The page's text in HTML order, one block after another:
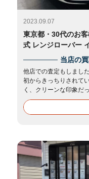
2023.09.07
東京都・30代のお
式 レンジローバー
当店の
他店での査定もしまし
初からきっちりされて
く、クリーンな印象だ
最後、引渡しで出発直
をお願いした際も、快